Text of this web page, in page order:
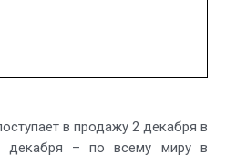
в продажу 2 декабря в
– по всему миру в